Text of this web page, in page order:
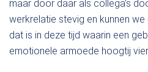
maar door daar als collega’s
werkrelatie stevig en kunnen
dat is in deze tijd waarin een
emotionele armoede hoogtij